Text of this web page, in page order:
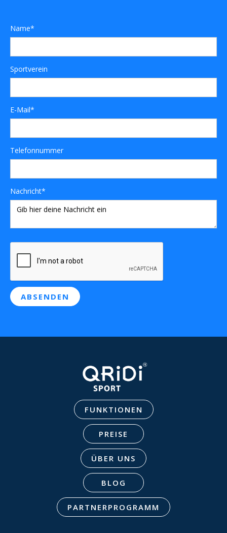
Name*
Sportverein
E-Mail*
Telefonnummer
Nachricht*
FUNKTIONEN
PREISE
ÜBER UNS
BLOG
PARTNERPROGRAMM